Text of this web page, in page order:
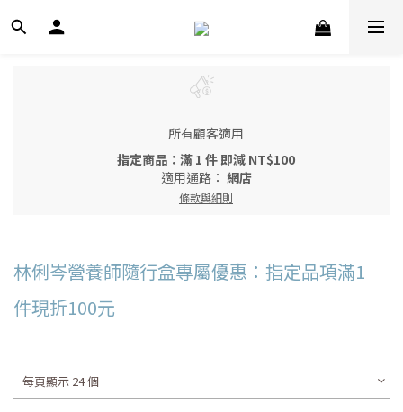
所有顧客適用
指定商品：滿 1 件 即減 NT$100
適用通路： 網店
條款與細則
林俐岑營養師隨行盒專屬優惠：指定品項滿1
件現折100元
每頁顯示 24 個